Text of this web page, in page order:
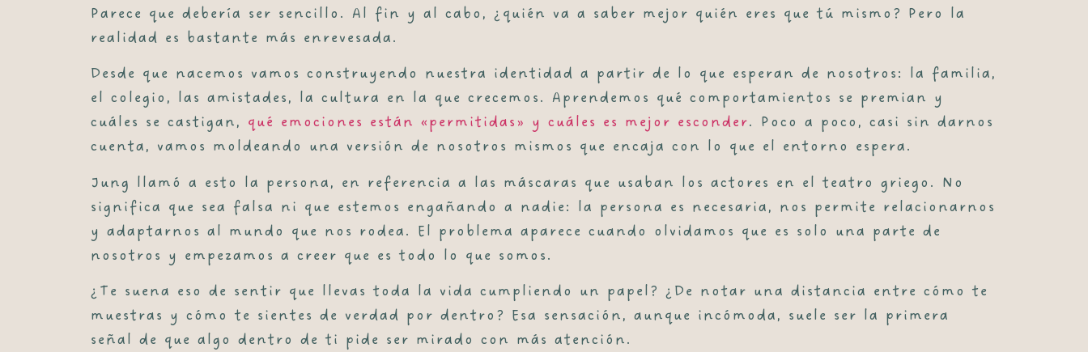
Parece que debería ser sencillo. Al fin y al cabo, ¿quién va a saber mejor quién eres que tú mismo? Pero la
realidad es bastante más enrevesada.
Desde que nacemos vamos construyendo nuestra identidad a partir de lo que esperan de nosotros: la familia,
el colegio, las amistades, la cultura en la que crecemos. Aprendemos qué comportamientos se premian y
cuáles se castigan, qué emociones están «permitidas» y cuáles es mejor esconder. Poco a poco, casi sin darnos
cuenta, vamos moldeando una versión de nosotros mismos que encaja con lo que el entorno espera.
Jung llamó a esto la persona, en referencia a las máscaras que usaban los actores en el teatro griego. No
significa que sea falsa ni que estemos engañando a nadie: la persona es necesaria, nos permite relacionarnos
y adaptarnos al mundo que nos rodea. El problema aparece cuando olvidamos que es solo una parte de
nosotros y empezamos a creer que es todo lo que somos.
¿Te suena eso de sentir que llevas toda la vida cumpliendo un papel? ¿De notar una distancia entre cómo te
muestras y cómo te sientes de verdad por dentro? Esa sensación, aunque incómoda, suele ser la primera
señal de que algo dentro de ti pide ser mirado con más atención.